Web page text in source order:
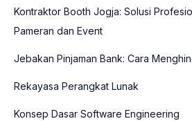
Kontraktor Booth Jogja: Solusi
Pameran dan Event
Jebakan Pinjaman Bank: Cara
Rekayasa Perangkat Lunak
Konsep Dasar Software Engineering